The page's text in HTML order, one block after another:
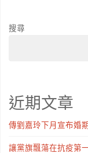
搜尋
近期文章
傳劉嘉玲下月宣布婚
讓黨旗飄蕩在抗疫第